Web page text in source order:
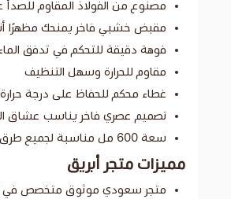
مصنوع من الفولاذ المقاوم للصدأ
مقبض خشبي فاخر يمنحك مظهرًا
فوهة دقيقة للتحكم في تدفق
مقاوم للحرارة وسهل التنظيف
غطاء محكم للحفاظ على درجة حرارة
تصميم عصري فاخر يناسب عشاق
سعة 600 مل مناسبة لجميع طرق التقطير اليدوي
مميزات متجر أبريق
متجر سعودي موثوق متخصص في